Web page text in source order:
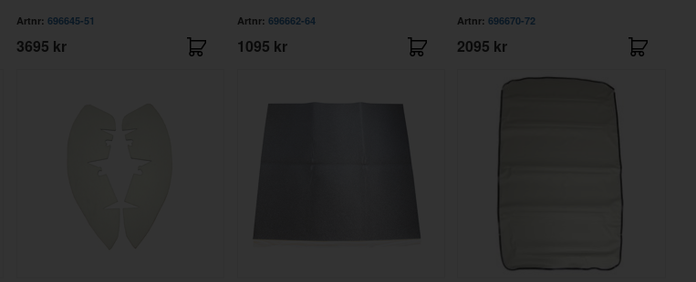
Artnr: 696645-51
3695 kr
Artnr: 696662-64
1095 kr
Artnr:696670-72
2095 kr